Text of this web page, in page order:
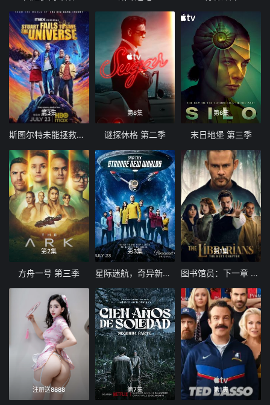
第3集
斯图尔特未能拯救宇宙
第8集
谜探休格 第二季
第6集
末日地堡 第三季
第2集
方舟一号 第三季
第3集
星际迷航，奇异新世界第四季
第1集
图书馆员：下一章 第二季
注册送8888 第7集 第1集